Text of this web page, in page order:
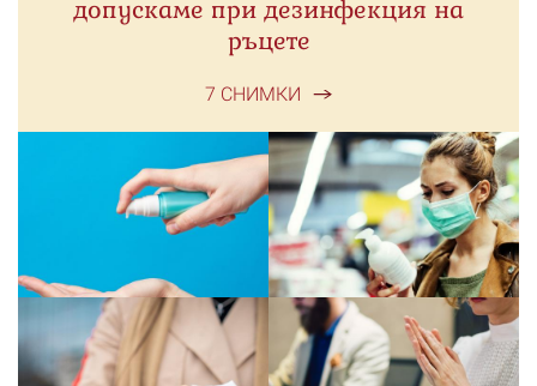
допускаме при дезинфекция на
ръцете
7 СНИМКИ